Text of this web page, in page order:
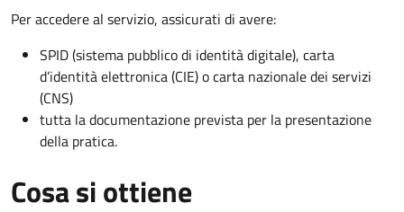
Per accedere al servizio, assicurati di avere:
SPID (sistema pubblico di identità digitale), carta
d’identità elettronica (CIE) o carta nazionale dei servizi
(CNS)
tutta la documentazione prevista per la presentazione
della pratica.
Cosa si ottiene